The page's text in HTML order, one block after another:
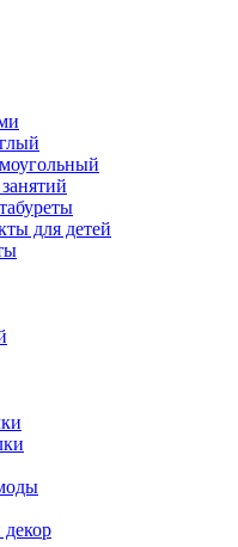
для детей